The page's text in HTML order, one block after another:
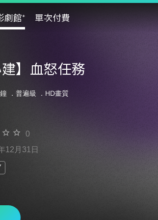
劇館⁺ 單次付費
建】血怒任務
． 普遍級 ．HD畫質
0
12月31日